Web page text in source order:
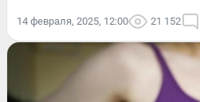
14 февраля, 2025, 12:00 21 152